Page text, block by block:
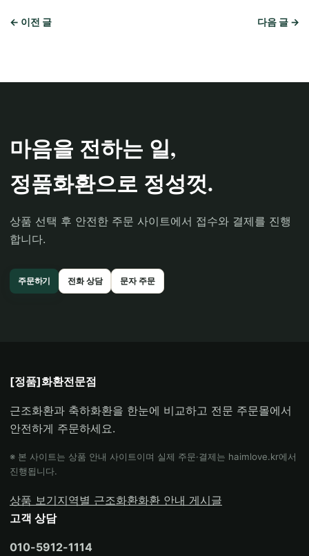
← 이전 글 다음 글 →
마음을 전하는 일,
정품화환으로 정성껏.
상품 선택 후 안전한 주문 사이트에서 접수와 결제를 진행
합니다.
주문하기 전화 상담 문자 주문
[정품]화환전문점
근조화환과 축하화환을 한눈에 비교하고 전문 주문몰에서
안전하게 주문하세요.
※ 본 사이트는 상품 안내 사이트이며 실제 주문·결제는 haimlove.kr에서
진행됩니다.
상품 보기지역별 근조화환화환 안내 게시글
고객 상담
010-5912-1114